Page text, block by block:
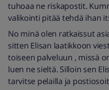
tuhoaa ne riskapostit.
valikointi pitää tehdä ihan
No minä olen ratkaissut
sitten Elisan laatikkoon
toiseen palveluun , missä
luen ne sieltä. Silloin sen
tarvitse pelailla ja